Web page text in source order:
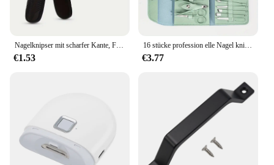
€1.53
16 stücke profession elle Nagel knipser und Nagel haut zangen Set mit Reisekoffer Maniküre Set Pediküre Sets Nagel knipser
€3.77